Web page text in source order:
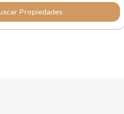
Propiedades